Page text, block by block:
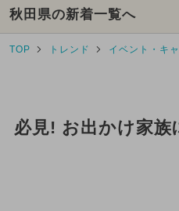
2025年5月のイベント
2025年6月のイベント
2025年4月のイベント
秋田県の新着一覧へ
TOP トレンド イベント・キ
必見! お出かけ家族